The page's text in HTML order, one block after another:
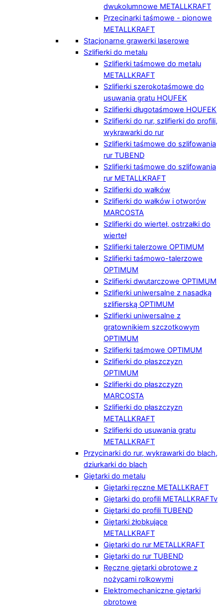
dwukolumnowe METALLKRAFT
Przecinarki taśmowe - pionowe
METALLKRAFT
Stacjonarne grawerki laserowe
Szlifierki do metalu
Szlifierki taśmowe do metalu
METALLKRAFT
Szlifierki szerokotaśmowe do
usuwania gratu HOUFEK
Szlifierki długotaśmowe HOUFEK
Szlifierki do rur, szlifierki do profili,
wykrawarki do rur
Szlifierki taśmowe do szlifowania
rur TUBEND
Szlifierki taśmowe do szlifowania
rur METALLKRAFT
Szlifierki do wałków
Szlifierki do wałków i otworów
MARCOSTA
Szlifierki do wierteł, ostrzałki do
wierteł
Szlifierki talerzowe OPTIMUM
Szlifierki taśmowo-talerzowe
OPTIMUM
Szlifierki dwutarczowe OPTIMUM
Szlifierki uniwersalne z nasadką
szlifierską OPTIMUM
Szlifierki uniwersalne z
gratownikiem szczotkowym
OPTIMUM
Szlifierki taśmowe OPTIMUM
Szlifierki do płaszczyzn
OPTIMUM
Szlifierki do płaszczyzn
MARCOSTA
Szlifierki do płaszczyzn
METALLKRAFT
Szlifierki do usuwania gratu
METALLKRAFT
Przycinarki do rur, wykrawarki do blach,
dziurkarki do blach
Giętarki do metalu
Giętarki ręczne METALLKRAFT
Giętarki do profili METALLKRAFTv
Giętarki do profili TUBEND
Giętarki żłobkujące
METALLKRAFT
Giętarki do rur METALLKRAFT
Giętarki do rur TUBEND
Ręczne giętarki obrotowe z
nożycami rolkowymi
Elektromechaniczne giętarki
obrotowe